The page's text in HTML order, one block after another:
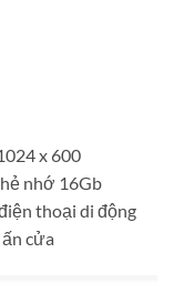
x 600
nhớ 16Gb
thoại di động
cửa